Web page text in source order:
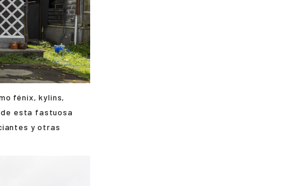
fénix, kylins,
de esta fastuosa
y otras